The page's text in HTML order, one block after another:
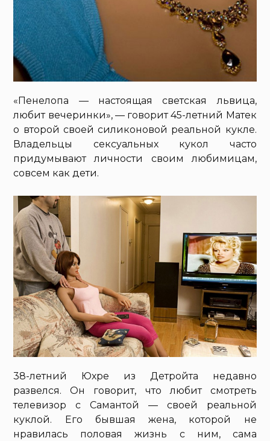
«Пенелопа — настоящая светская львица,
любит вечеринки», — говорит 45-летний Матек
о второй своей силиконовой реальной кукле.
Владельцы сексуальных кукол часто
придумывают личности своим любимицам,
совсем как дети.
38-летний Юхре из Детройта недавно
развелся. Он говорит, что любит смотреть
телевизор с Самантой — своей реальной
куклой. Его бывшая жена, которой не
нравилась половая жизнь с ним, сама